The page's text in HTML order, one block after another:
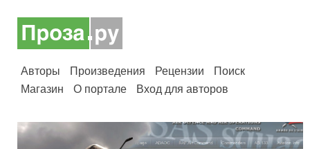
Авторы Произведения Рецензии
Поиск
Магазин
О портале Вход для авторов